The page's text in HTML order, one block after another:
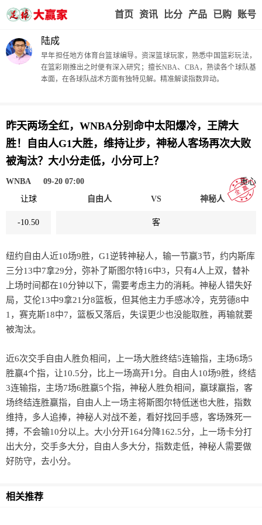
首页 赢家视点赛事比分实战版入口
我的
陆成
早年担任地方体育台篮球编导。资深篮球玩家，熟悉中国篮彩玩法，
在篮彩刚推出之时便有深入研究；擅长NBA、CBA，熟读各个球队基
本面，在各球队战术方面有独特见解。精准解读指数异动。
相关推荐
昨天两场全红，WNBA分别命中太阳爆冷，王牌大
胜！自由人G1大胜，维持让步，神秘人客场再次大败
被淘汰？大小分走低，小分可上？
WNBA
09-20 07:00
自由人
VS 神秘人
重心
让球
-10.50 客
纽约自由人近10场9胜，G1逆转神秘人，输一节赢3节，约内斯库
三分13中7拿29分，弥补了斯图尔特16中3，只有4人上双，替补
上场时间都在10分钟以下，需要考虑主力的消耗。神秘人错失好
局，艾伦13中9拿21分8篮板，但其他主力手感冰冷，克劳德8中
1，赛克斯18中7，篮板又落后，失误更少也没能取胜，再输就要
被淘汰。
近6次交手自由人胜负相间，上一场大胜终结5连输指，主场6场5
胜赢4个指，让10.5分，比上一场高开1分。自由人10场9胜，终结
3连输指，主场7场6胜赢5个指，神秘人胜负相间，赢球赢指，客
场终结连胜赢指，自由人上一场主将斯图尔特低迷也大胜，指数
维持，多人追捧，神秘人对战不差，看好找回手感，客场殊死一
搏，不会输10分以上。大小分开164分降162.5分，上一场卡分打
出大分，交手多大分，自由人多大分，指数走低，神秘人需要做
好防守，去小分。